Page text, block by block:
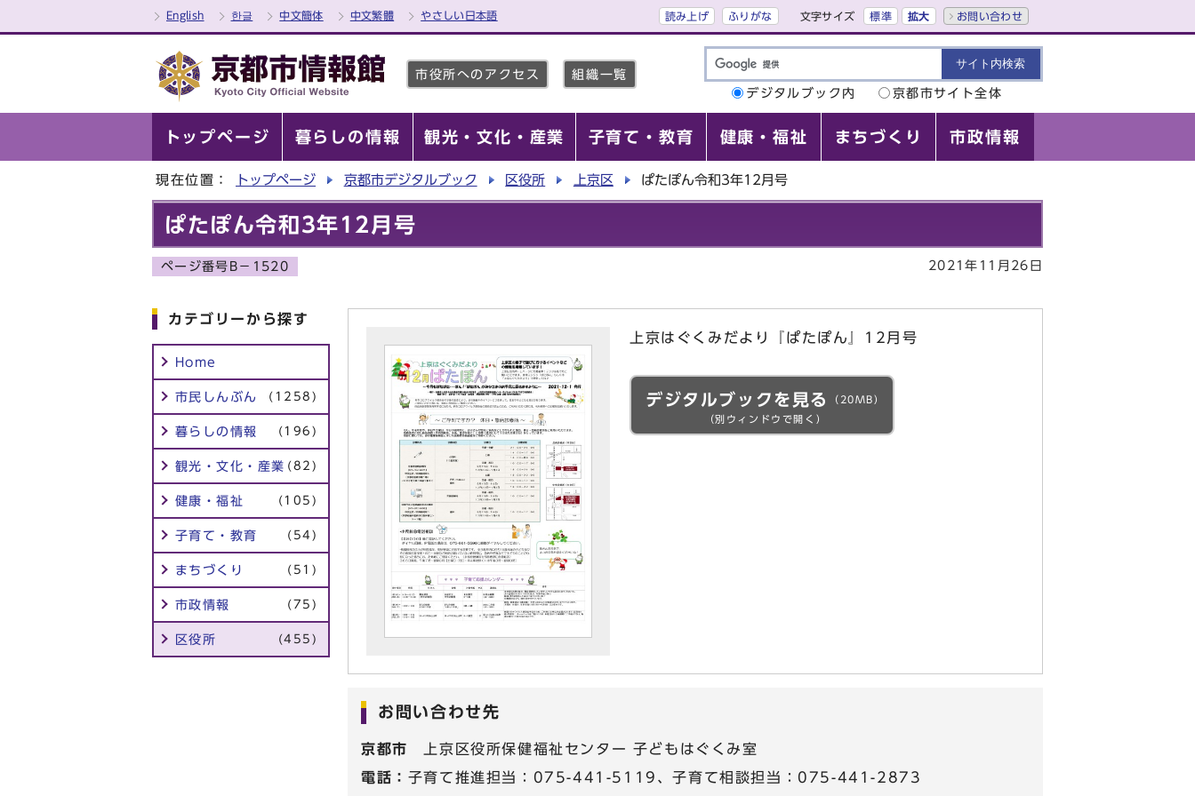
English 한글 中文簡体 中文繁體 やさしい日本語 読み上げ ふりがな 文字サイズ 標準 拡大 お問い合わせ
市役所へのアクセス
組織一覧
デジタルブック内
京都市サイト全体
トップページ 暮らしの情報 観光・文化・産業 子育て・教育 健康・福祉 まちづくり 市政情報
現在位置： トップページ 京都市デジタルブック 区役所 上京区 ぱたぽん令和3年12月号
ぱたぽん令和3年12月号
ページ番号B－1520 2021年11月26日
カテゴリーから探す
Home
市民しんぶん (1258)
暮らしの情報 (196)
観光・文化・産業 (82)
健康・福祉 (105)
子育て・教育 (54)
まちづくり (51)
市政情報 (75)
区役所 (455)
上京はぐくみだより『ぱたぽん』12月号
デジタルブックを見る
（20MB）
（別ウィンドウで開く）
お問い合わせ先
京都市
上京区役所保健福祉センター 子どもはぐくみ室
電話： 子育て推進担当：075-441-5119、子育て相談担当：075-441-2873